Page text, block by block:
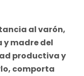
al varón,
y madre del
productiva y
comporta